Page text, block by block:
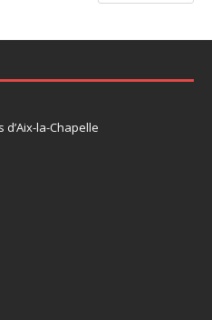
la-Chapelle